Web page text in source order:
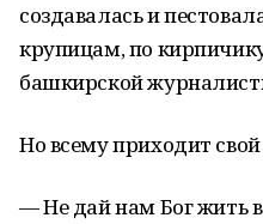
создавалась и
крупицам, по
башкирской
Но всему приходит
— Не дай нам Бог жить